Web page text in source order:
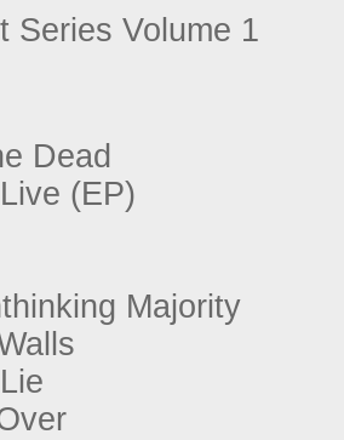
Series Volume 1
Dead
(EP)
Majority